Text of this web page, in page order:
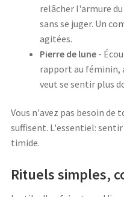
relâcher l'armure
sans se juger. Un
agitées.
Pierre de lune -
rapport au féminin,
veut se sentir plus
Vous n'avez pas besoin de
suffisent. L'essentiel:
timide.
Rituels simples,